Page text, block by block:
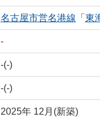
名古屋市営名港線 「 東
-
-(-)
-(-)
2025年 12月(新築)